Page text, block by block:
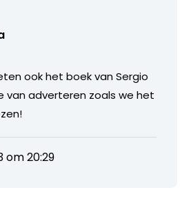
ook het boek van Sergio
van adverteren zoals we het
om 20:29